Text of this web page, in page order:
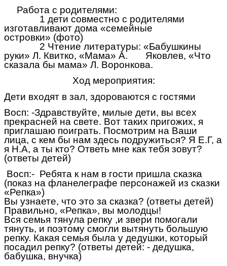
Работа с родителями:
1 дети совместно с родителями
изготавливают дома «семейные
островки» (фото)
2 Чтение литературы: «Бабушкины
руки» Л. Квитко, «Мама» А. Яковлев, «Что
сказала бы мама» Л. Воронкова.
Ход мероприятия:
Дети входят в зал, здороваются с гостями
Восп: -Здравствуйте, милые дети, вы всех
прекрасней на свете. Вот таких пригожих, я
приглашаю поиграть. Посмотрим на Ваши
лица, с кем бы нам здесь подружиться? Я Е.Г, а
я Н.А, а ты кто? Ответь мне как тебя зовут?
(ответы детей)
Восп:- Ребята к нам в гости пришла сказка
(показ на фланелеграфе персонажей из сказки
«Репка»)
Вы узнаете, что это за сказка? (ответы детей)
Правильно, «Репка», вы молодцы!
Вся семья тянула репку ,и звери помогали
тянуть, и поэтому смогли вытянуть большую
репку. Какая семья была у дедушки, который
посадил репку? (ответы детей: - дедушка,
бабушка, внучка)